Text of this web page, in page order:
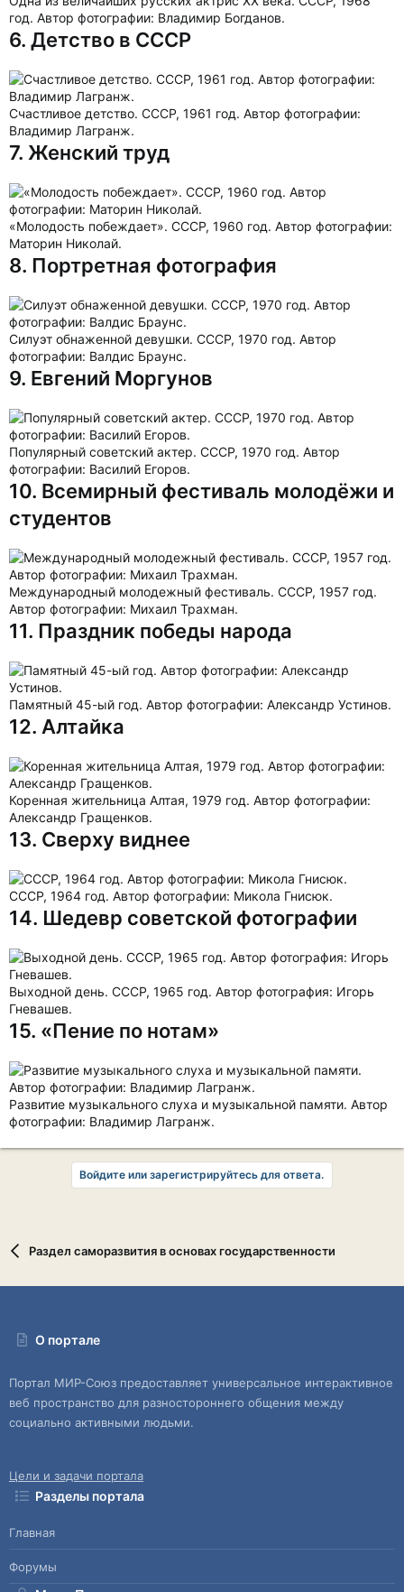
год. Автор фотографии: Владимир Богданов.
6. Детство в СССР
Счастливое детство. СССР, 1961 год. Автор фотографии:
Владимир Лагранж.
7. Женский труд
«Молодость побеждает». СССР, 1960 год. Автор фотографии:
Маторин Николай.
8. Портретная фотография
Силуэт обнаженной девушки. СССР, 1970 год. Автор
фотографии: Валдис Браунс.
9. Евгений Моргунов
Популярный советский актер. СССР, 1970 год. Автор
фотографии: Василий Егоров.
10. Всемирный фестиваль молодёжи и
студентов
Международный молодежный фестиваль. СССР, 1957 год.
Автор фотографии: Михаил Трахман.
11. Праздник победы народа
Памятный 45-ый год. Автор фотографии: Александр Устинов.
12. Алтайка
Коренная жительница Алтая, 1979 год. Автор фотографии:
Александр Гращенков.
13. Сверху виднее
СССР, 1964 год. Автор фотографии: Микола Гнисюк.
14. Шедевр советской фотографии
Выходной день. СССР, 1965 год. Автор фотография: Игорь
Гневашев.
15. «Пение по нотам»
Развитие музыкального слуха и музыкальной памяти. Автор
фотографии: Владимир Лагранж.
Войдите или зарегистрируйтесь для ответа.
Раздел саморазвития в основах государственности
О портале
Портал МИР-Союз предоставляет универсальное интерактивное
веб пространство для разностороннего общения между
социально активными людьми.
Цели и задачи портала
Разделы портала
Главная
Форумы